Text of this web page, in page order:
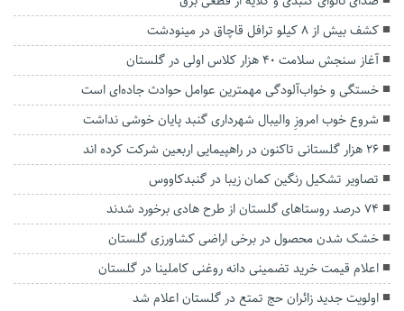
کشف بیش از ۸ کیلو ترافل قاچاق در مینودشت
آغاز سنجش سلامت ۴۰ هزار کلاس اولی در گلستان
خستگی و خواب‌آلودگی مهمترین عوامل حوادث جاده‌ای است
شروع خوب امروزِ والیبال شهرداری گنبد پایان خوشی نداشت
۲۶ هزار گلستانی تاکنون در راهپیمایی اربعین شرکت کرده اند
تصاویر تشکیل رنگین کمان زیبا در‌ گنبدکاووس
۷۴ درصد روستاهای گلستان از طرح هادی برخورد شدند
خشک شدن محصول در برخی اراضی کشاورزی گلستان
اعلام قیمت خرید تضمینی دانه روغنی کاملینا در گلستان
اولویت جدید زائران حج تمتع در گلستان اعلام شد